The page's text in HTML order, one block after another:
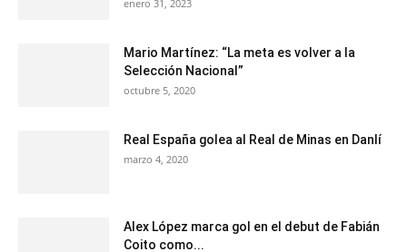
enero 31, 2023
Mario Martínez: “La meta es volver a la
Selección Nacional”
octubre 5, 2020
Real España golea al Real de Minas en Danlí
marzo 4, 2020
Alex López marca gol en el debut de Fabián
Coito como...